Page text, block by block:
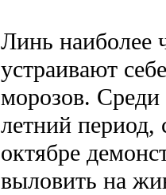
Линь наиболее
устраивают
морозов. Среди
летний период,
октябре
выловить на